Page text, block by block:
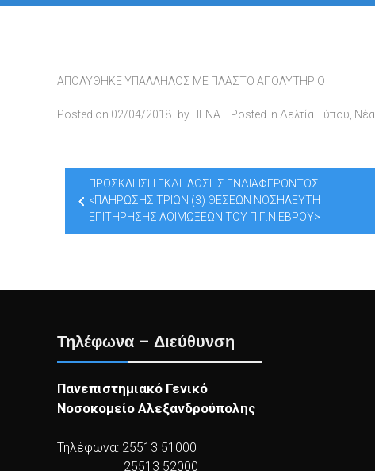
ΑΠΟΛΥΘΗΚΕ ΥΠΑΛΛΗΛΟΣ ΜΕ ΠΛΑΣΤΟ ΑΠΟΛΥΤΗΡΙΟ
Posted on 02/04/2018 by ΠΓΝΑ Posted in Δελτία Τύπου
Post
navigation
ΠΡΟΣΚΛΗΣΗ ΕΚΔΗΛΩΣΗΣ ΕΝΔΙΑΦΕΡΟΝΤΟΣ
<ΠΛΗΡΩΣΗΣ ΤΡΙΩΝ (3) ΘΕΣΕΩΝ ΝΟΣΗΛΕΥΤΗ
ΕΠΙΤΗΡΗΣΗΣ ΛΟΙΜΩΞΕΩΝ ΤΟΥ Π.Γ.Ν.ΕΒΡΟΥ>
Τηλέφωνα – Διεύθυνση
Πανεπιστημιακό Γενικό
Νοσοκομείο Αλεξανδρούπολης
Τηλέφωνα: 25513 51000
25513 52000